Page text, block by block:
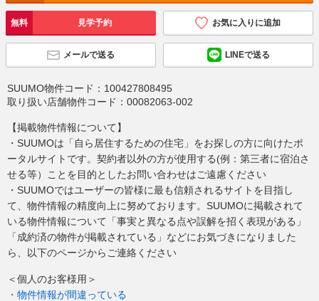
無料 見学予約 お気に入りに追加
メールで送る LINEで送る
SUUMO物件コード： 100427808495
取り扱い店舗物件コード： 00082063-002
【掲載物件情報について】
・SUUMOは「自ら居住するための住宅」をお探しの方に向けたポ
ータルサイトです。契約者以外の方が使用する(例：第三者に宿泊さ
せる等）ことを目的としたお問い合わせはご遠慮ください
・SUUMOではユーザーの皆様に最も信頼されるサイトを目指し
て、物件情報の精度向上に努めております。SUUMOに掲載されて
いる物件情報について「事実と異なる点や誤解を招く表現がある」
「成約済の物件が掲載されている」などにお気づきになりました
ら、以下のページからご連絡ください
＜個人のお客様用＞
・物件情報が間違っている